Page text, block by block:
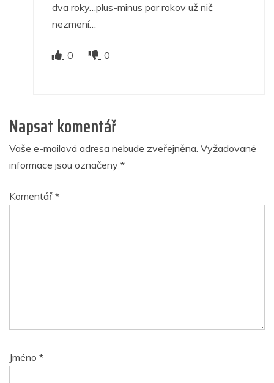
dva roky…plus-minus par rokov už nič
nezmení…
0 0
Napsat komentář
Vaše e-mailová adresa nebude zveřejněna. Vyžadované
informace jsou označeny *
Komentář *
Jméno *